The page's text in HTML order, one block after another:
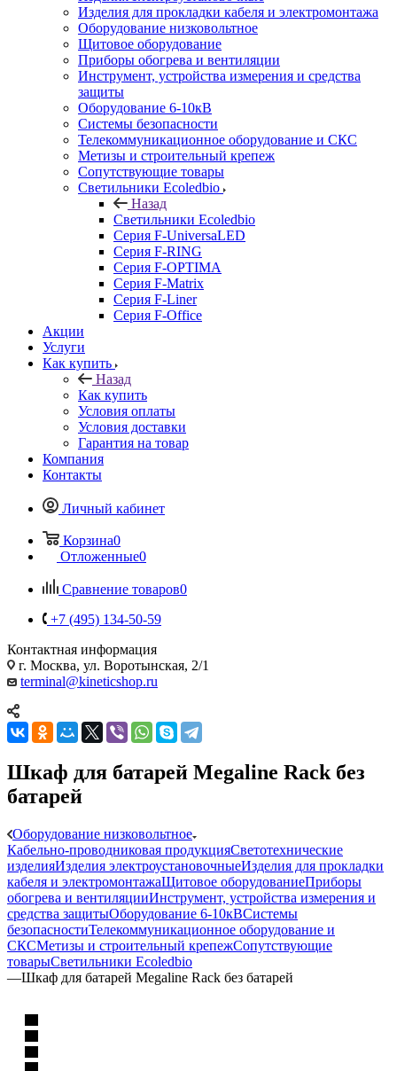
Изделия для прокладки кабеля и электромонтажа
Оборудование низковольтное
Щитовое оборудование
Приборы обогрева и вентиляции
Инструмент, устройства измерения и средства
защиты
Оборудование 6-10кВ
Системы безопасности
Телекоммуникационное оборудование и СКС
Метизы и строительный крепеж
Сопутствующие товары
Светильники Ecoledbio
Назад
Светильники Ecoledbio
Серия F-UniversaLED
Серия F-RING
Серия F-OPTIMA
Серия F-Matrix
Серия F-Liner
Серия F-Office
Акции
Услуги
Как купить
Назад
Как купить
Условия оплаты
Условия доставки
Гарантия на товар
Компания
Контакты
Личный кабинет
Корзина0
Отложенные0
Сравнение товаров0
+7 (495) 134-50-59
Контактная информация
г. Москва, ул. Воротынская, 2/1
terminal@kineticshop.ru
Шкаф для батарей Megaline Rack без
батарей
Оборудование низковольтное
Кабельно-проводниковая продукцияСветотехнические
изделияИзделия электроустановочныеИзделия для прокладки
кабеля и электромонтажаЩитовое оборудованиеПриборы
обогрева и вентиляцииИнструмент, устройства измерения и
средства защитыОборудование 6-10кВСистемы
безопасностиТелекоммуникационное оборудование и
СКСМетизы и строительный крепежСопутствующие
товарыСветильники Ecoledbio
—Шкаф для батарей Megaline Rack без батарей